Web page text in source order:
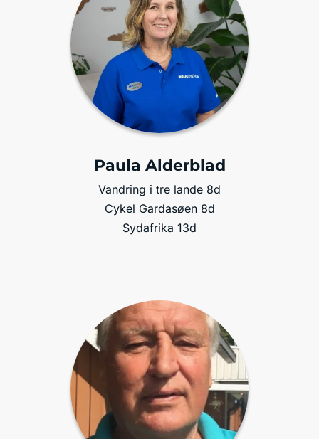
Paula Alderblad
Vandring i tre lande 8d
Cykel Gardasøen 8d
Sydafrika 13d